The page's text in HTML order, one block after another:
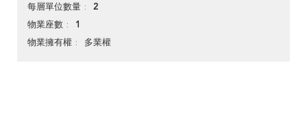
每層單位數量 2
物業座數 1
物業擁有權 多業權